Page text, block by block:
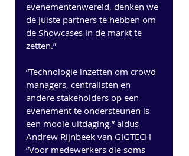
evenementenwereld, denken we
de juiste partners te hebben om
de Showcases in de markt te
zetten.”
“Technologie inzetten om crowd
managers, centralisten en
andere stakeholders op een
evenement te ondersteunen is
een mooie uitdaging,” aldus
Andrew Rijnbeek van GIGTECH
“Voor medewerkers die soms